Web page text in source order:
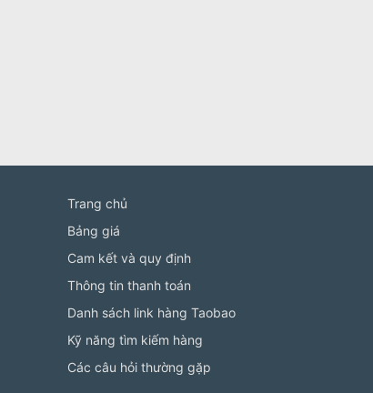
Trang chủ
Bảng giá
Cam kết và quy định
Thông tin thanh toán
Danh sách link hàng Taobao
Kỹ năng tìm kiếm hàng
Các câu hỏi thường gặp